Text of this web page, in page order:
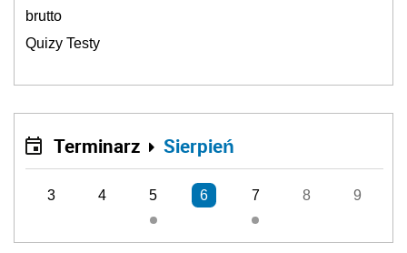
brutto
Quizy Testy
Terminarz Sierpień
3 4 5 6 7 8 9